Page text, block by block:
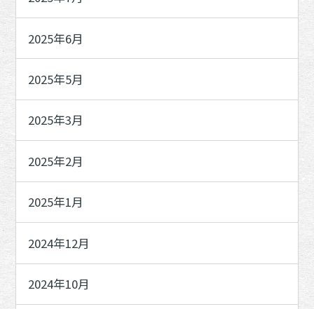
2025年6月
2025年5月
2025年3月
2025年2月
2025年1月
2024年12月
2024年10月